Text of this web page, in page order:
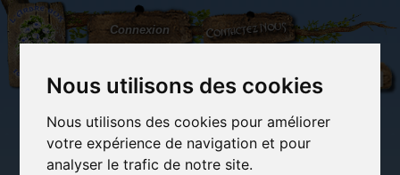
Nous utilisons des cookies
Nous utilisons des cookies pour améliorer
votre expérience de navigation et pour
analyser le trafic de notre site.
L'Arbre
aux
100.000
Connexion Contactez-nous
(vide)